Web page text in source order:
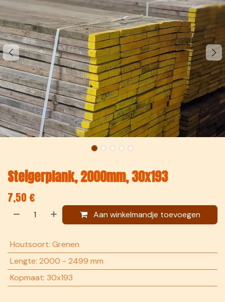
Steigerplank, 2000mm, 30x193
7,50 €
Aan winkelmandje toevoegen
Houtsoort: Grenen
Lengte: 2000 - 2499 mm
Kopmaat: 30x193